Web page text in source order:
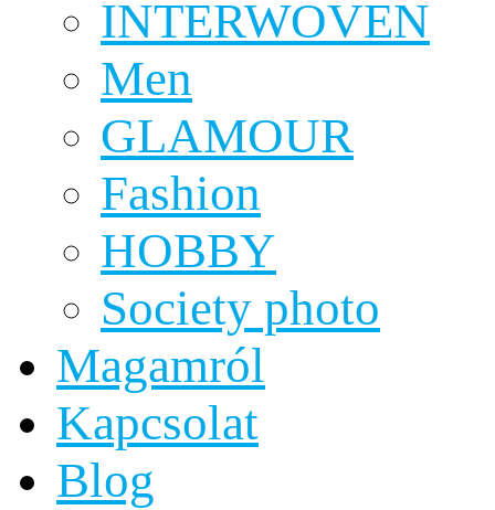
INTERWOVEN
Men
GLAMOUR
Fashion
HOBBY
Society photo
Magamról
Kapcsolat
Blog